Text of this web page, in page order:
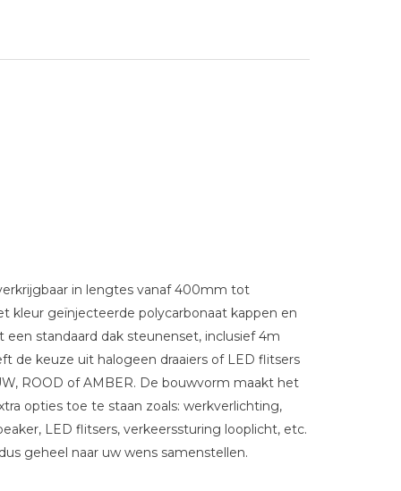
in lengtes vanaf 400mm tot
kleur geïnjecteerde polycarbonaat kappen en
standaard dak steunenset, inclusief 4m
de keuze uit halogeen draaiers of LED flitsers
ROOD of AMBER. De bouwvorm maakt het
opties toe te staan zoals: werkverlichting,
LED flitsers, verkeerssturing looplicht, etc.
geheel naar uw wens samenstellen.